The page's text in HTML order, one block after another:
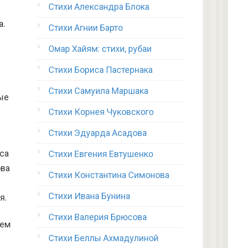
Стихи Александра Блока
Стихи Агнии Барто
Омар Хайям: стихи, рубаи
Стихи Бориса Пастернака
Стихи Самуила Маршака
Стихи Корнея Чуковского
Стихи Эдуарда Асадова
Стихи Евгения Евтушенко
Стихи Константина Симонова
Стихи Ивана Бунина
Стихи Валерия Брюсова
Стихи Беллы Ахмадулиной